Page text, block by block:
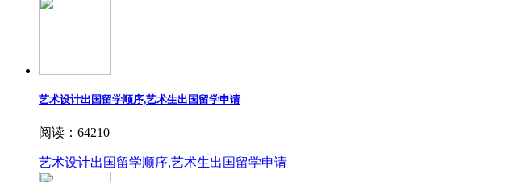
艺术设计出国留学顺序,艺术生出国留学申请
阅读：64210
艺术设计出国留学顺序,艺术生出国留学申请